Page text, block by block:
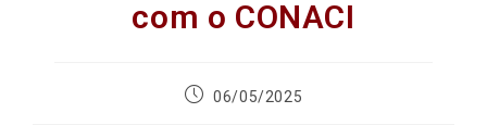
com o CONACI
06/05/2025